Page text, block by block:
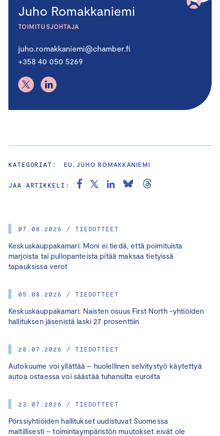
07.08.2026 / TIEDOTTEET
Keskuskauppakamari: Moni ei tiedä, että poimituista
marjoista tai pullopanteista pitää maksaa tietyissä
tapauksissa verot
05.08.2026 / TIEDOTTEET
Keskuskauppakamari: Naisten osuus First North -yhtiöiden
hallituksen jäsenistä laski 27 prosenttiin
28.07.2026 / TIEDOTTEET
Autokuume voi yllättää – huolellinen selvitystyö käytettyä
autoa ostaessa voi säästää tuhansilta euroilta
23.07.2026 / TIEDOTTEET
Pörssiyhtiöiden hallitukset uudistuvat Suomessa
maltillisesti – toimintaympäristön muutokset eivät ole
Juho Romakkaniemi
TOIMITUSJOHTAJA
juho.romakkaniemi@chamber.fi
+358 40 050 5269
KATEGORIAT: EU, JUHO ROMAKKANIEMI
JAA ARTIKKELI: